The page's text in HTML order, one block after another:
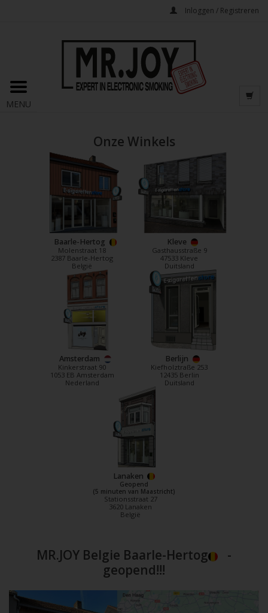
Inloggen / Registreren
MENU
Onze Winkels
Baarle-Hertog
Molenstraat 18
2387 Baarle-Hertog
België
Kleve
Gasthausstraße 9
47533 Kleve
Duitsland
Amsterdam
Kinkerstraat 90
1053 EB Amsterdam
Nederland
Berlijn
Kiefholztraße 253
12435 Berlin
Duitsland
Lanaken
Geopend
(5 minuten van Maastricht)
Stationsstraat 27
3620 Lanaken
België
MR.JOY Belgie Baarle-Hertog
-
geopend!!!